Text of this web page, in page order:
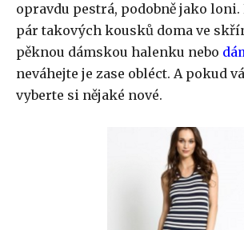
opravdu pestrá, podobně jako loni.
pár takových kousků doma ve
pěknou dámskou halenku nebo
neváhejte je zase obléct. A pokud
vyberte si nějaké nové.